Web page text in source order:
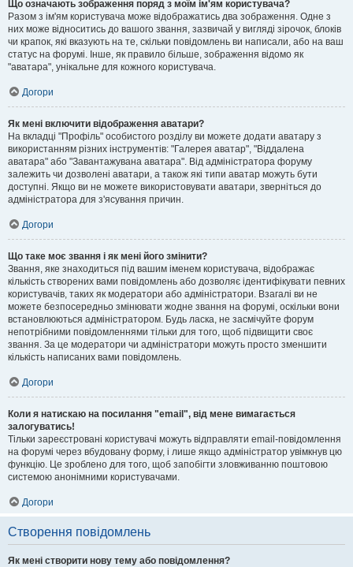
Що означають зображення поряд з моїм ім'ям користувача?
Разом з ім'ям користувача може відображатись два зображення. Одне з
них може відноситись до вашого звання, зазвичай у вигляді зірочок, блоків
чи крапок, які вказують на те, скільки повідомлень ви написали, або на ваш
статус на форумі. Інше, як правило більше, зображення відомо як
"аватара", унікальне для кожного користувача.
Догори
Як мені включити відображення аватари?
На вкладці "Профіль" особистого розділу ви можете додати аватару з
використанням різних інструментів: "Галерея аватар", "Віддалена
аватара" або "Завантажувана аватара". Від адміністратора форуму
залежить чи дозволені аватари, а також які типи аватар можуть бути
доступні. Якщо ви не можете використовувати аватари, зверніться до
адміністратора для з'ясування причин.
Догори
Що таке моє звання і як мені його змінити?
Звання, яке знаходиться під вашим іменем користувача, відображає
кількість створених вами повідомлень або дозволяє ідентифікувати певних
користувачів, таких як модератори або адміністратори. Взагалі ви не
можете безпосередньо змінювати жодне звання на форумі, оскільки вони
встановлюються адміністратором. Будь ласка, не засмічуйте форум
непотрібними повідомленнями тільки для того, щоб підвищити своє
звання. За це модератори чи адміністратори можуть просто зменшити
кількість написаних вами повідомлень.
Догори
Коли я натискаю на посилання "email", від мене вимагається
залогуватись!
Тільки зареєстровані користувачі можуть відправляти email-повідомлення
на форумі через вбудовану форму, і лише якщо адміністратор увімкнув цю
функцію. Це зроблено для того, щоб запобігти зловживанню поштовою
системою анонімними користувачами.
Догори
Створення повідомлень
Як мені створити нову тему або повідомлення?